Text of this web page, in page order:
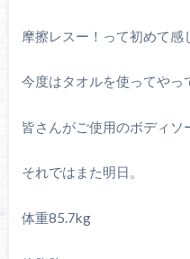
摩擦レスー！って初めて感
今度はタオルを使ってやっ
皆さんがご使用のボディソ
それではまた明日。
体重85.7kg